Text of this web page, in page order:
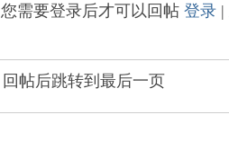
您需要登录后才可以回帖 登录 |
回帖后跳转到最后一页